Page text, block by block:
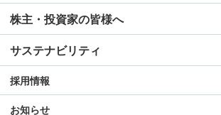
株主・投資家の皆様へ
サステナビリティ
採用情報
お知らせ